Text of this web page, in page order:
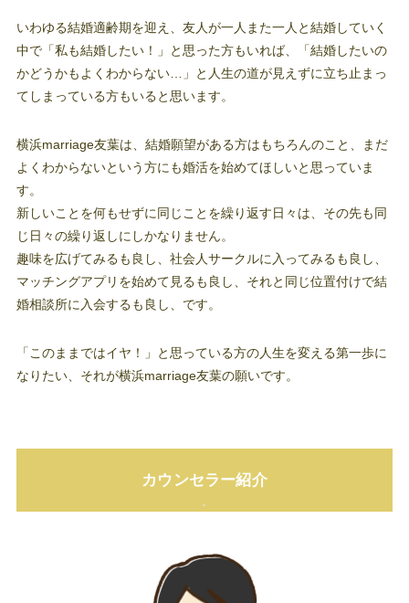
いわゆる結婚適齢期を迎え、友人が一人また一人と結婚していく
中で「私も結婚したい！」と思った方もいれば、「結婚したいの
かどうかもよくわからない…」と人生の道が見えずに立ち止まっ
てしまっている方もいると思います。
横浜marriage友葉は、結婚願望がある方はもちろんのこと、まだ
よくわからないという方にも婚活を始めてほしいと思っていま
す。
新しいことを何もせずに同じことを繰り返す日々は、その先も同
じ日々の繰り返しにしかなりません。
趣味を広げてみるも良し、社会人サークルに入ってみるも良し、
マッチングアプリを始めて見るも良し、それと同じ位置付けで結
婚相談所に入会するも良し、です。
「このままではイヤ！」と思っている方の人生を変える第一歩に
なりたい、それが横浜marriage友葉の願いです。
カウンセラー紹介
.